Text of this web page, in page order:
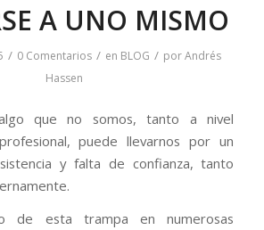
A UNO MISMO
/ 0 Comentarios / en BLOG / porAndrés
Hassen
que no somos, tanto a nivel
puede llevarnos por un
y falta de confianza, tanto
de esta trampa en numerosas